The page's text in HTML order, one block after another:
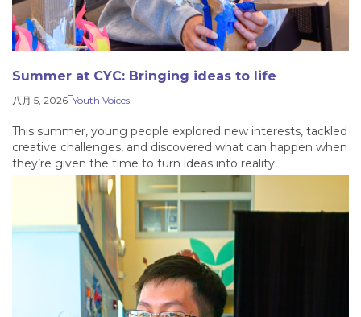
Summer at CYC: Bringing ideas to life
八月 5, 2026–Youth Voices
This summer, young people explored new interests, tackled
creative challenges, and discovered what can happen when
they’re given the time to turn ideas into reality.